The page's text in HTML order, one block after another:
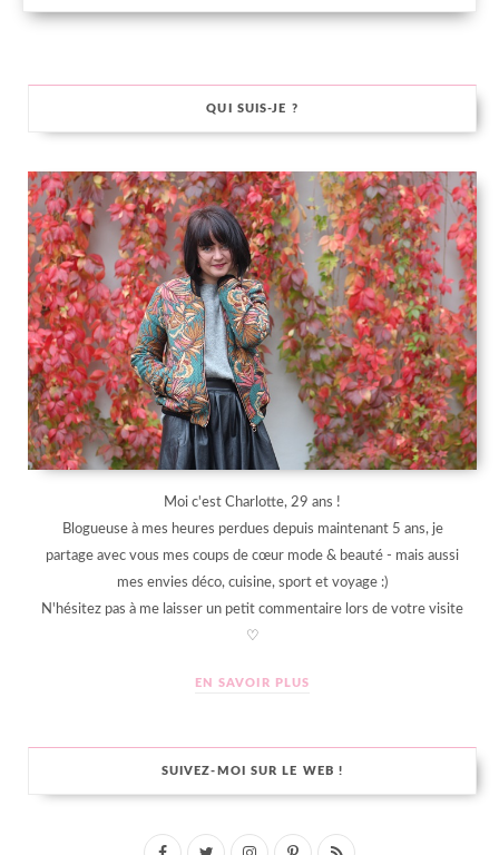
QUI SUIS-JE ?
Moi c'est Charlotte, 29 ans !
Blogueuse à mes heures perdues depuis maintenant 5 ans, je
partage avec vous mes coups de cœur mode & beauté - mais aussi
mes envies déco, cuisine, sport et voyage :)
N'hésitez pas à me laisser un petit commentaire lors de votre visite
♡
EN SAVOIR PLUS
SUIVEZ-MOI SUR LE WEB !